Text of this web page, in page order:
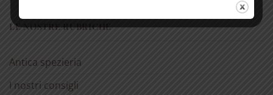
LE NOSTRE RUBRICHE
Antica spezieria
I nostri consigli
superiori a € 50